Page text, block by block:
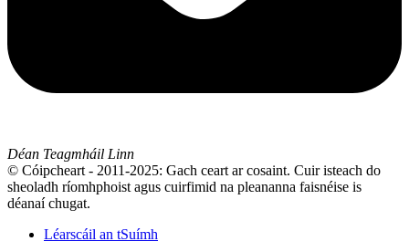
Déan Teagmháil Linn
© Cóipcheart - 2011-2025: Gach ceart ar cosaint. Cuir isteach do
sheoladh ríomhphoist agus cuirfimid na pleananna faisnéise is
déanaí chugat.
Léarscáil an tSuímh